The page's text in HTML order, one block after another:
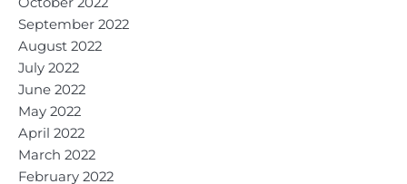
September 2022
August 2022
July 2022
June 2022
May 2022
April 2022
March 2022
February 2022